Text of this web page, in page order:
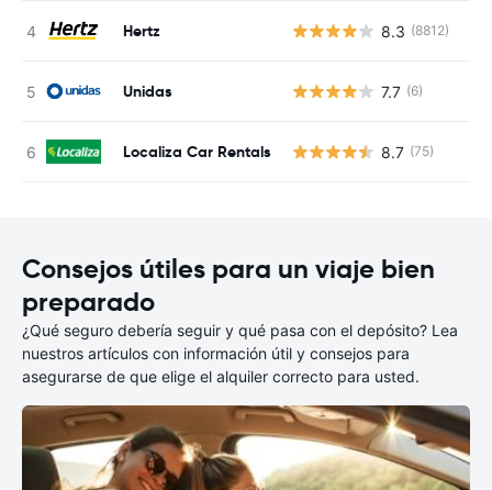
Hertz 8.3 (8812)
Unidas 7.7 (6)
Localiza Car Rentals 8.7 (75)
Consejos útiles para un viaje bien
preparado
¿Qué seguro debería seguir y qué pasa con el depósito? Lea
nuestros artículos con información útil y consejos para
asegurarse de que elige el alquiler correcto para usted.